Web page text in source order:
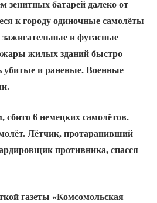
зенитных батарей далеко от
к городу одиночные самолёты
и фугасные
жилых зданий быстро
убитые и раненые. Военные
6 немецких самолётов.
Лётчик, протаранивший
противника, спасся
газеты «Комсомольская